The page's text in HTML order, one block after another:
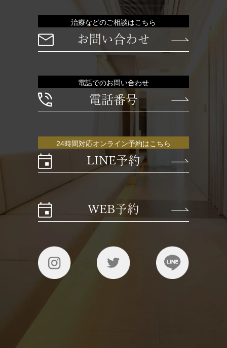
治療などのご相談はこちら
お問い合わせ
電話でのお問い合わせ
電話番号
24時間対応オンライン予約はこちら
LINE予約
WEB予約